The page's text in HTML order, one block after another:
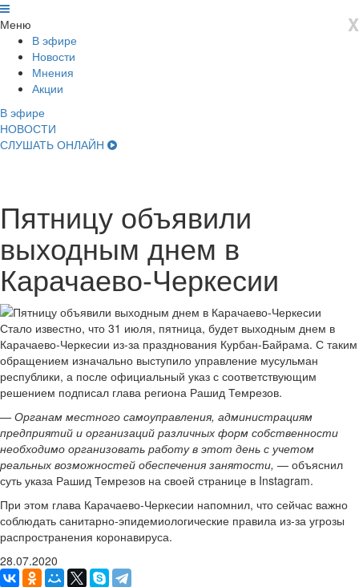
X
Меню
В эфире
Новости
Мнения
Акции
В эфире
НОВОСТИ
СЛУШАТЬ ОНЛАЙН
Пятницу объявили
выходным днем в
Карачаево-Черкесии
Стало известно, что 31 июля, пятница, будет выходным днем в
Карачаево-Черкесии из-за празднования Курбан-Байрама. С таким
обращением изначально выступило управление мусульман
республики, а после официальный указ с соответствующим
решением подписал глава региона Рашид Темрезов.
— Органам местного самоуправления, администрациям
предприятий и организаций различных форм собственности
необходимо организовать работу в этот день с учетом
реальных возможностей обеспечения занятости, — объяснил
суть указа Рашид Темрезов на своей странице в Instagram.
При этом глава Карачаево-Черкесии напомнил, что сейчас важно
соблюдать санитарно-эпидемиологические правила из-за угрозы
распространения коронавируса.
28.07.2020